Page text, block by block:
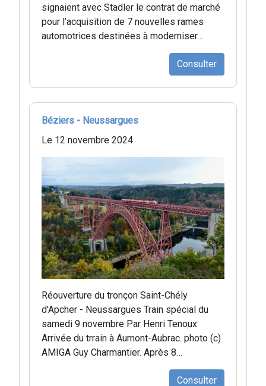
signaient avec Stadler le contrat de marché
pour l’acquisition de 7 nouvelles rames
automotrices destinées à moderniser…
Consulter
Béziers - Neussargues
Le 12 novembre 2024
Réouverture du tronçon Saint-Chély
d'Apcher - Neussargues Train spécial du
samedi 9 novembre Par Henri Tenoux
Arrivée du trrain à Aumont-Aubrac. photo (c)
AMIGA Guy Charmantier. Après 8…
Consulter